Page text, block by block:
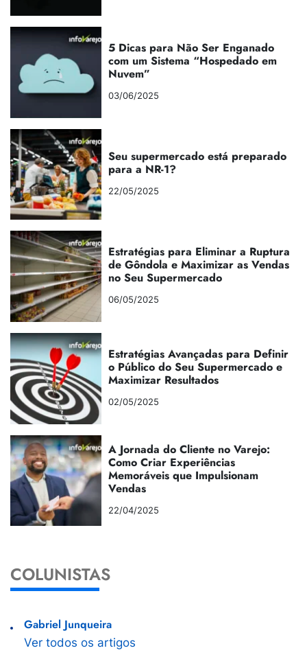
5 Dicas para Não Ser Enganado
com um Sistema “Hospedado em
Nuvem”
03/06/2025
Seu supermercado está preparado
para a NR-1?
22/05/2025
Estratégias para Eliminar a Ruptura
de Gôndola e Maximizar as Vendas
no Seu Supermercado
06/05/2025
Estratégias Avançadas para Definir
o Público do Seu Supermercado e
Maximizar Resultados
02/05/2025
A Jornada do Cliente no Varejo:
Como Criar Experiências
Memoráveis que Impulsionam
Vendas
22/04/2025
COLUNISTAS
Gabriel Junqueira
Ver todos os artigos